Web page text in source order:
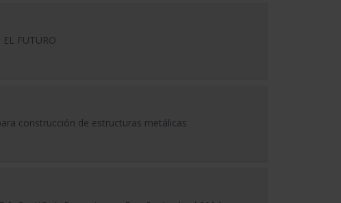
FUTURO
construcción de estructuras metálicas